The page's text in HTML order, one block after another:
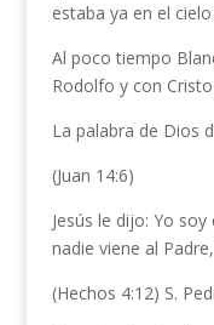
estaba ya en el
Al poco tiempo
Rodolfo y con
La palabra de Dios
(Juan 14:6)
Jesús le dijo: Yo
nadie viene al
(Hechos 4:12) S.